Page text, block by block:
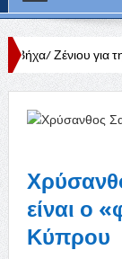
την παράσταση
είναι ο
Κύπρου